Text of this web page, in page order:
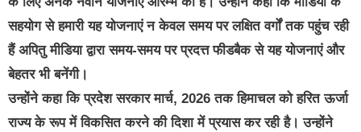
सहयोग से हमारी यह योजनाएं न केवल समय पर लक्षित वर्गों तक पहुंच रही
हैं अपितु मीडिया द्वारा समय-समय पर प्रदत्त फीडबैक से यह योजनाएं और
बेहतर भी बनेंगी।
उन्होंने कहा कि प्रदेश सरकार मार्च, 2026 तक हिमाचल को हरित ऊर्जा
राज्य के रूप में विकसित करने की दिशा में प्रयास कर रही है। उन्होंने